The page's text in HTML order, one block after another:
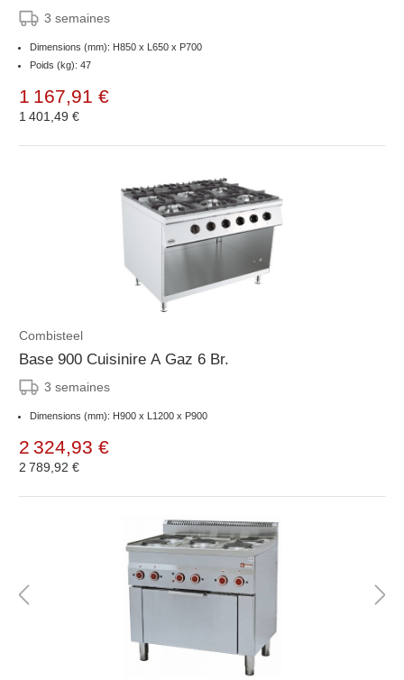
700x650x(H)850mm
3 semaines
Dimensions (mm): H850 x L650 x P700
Poids (kg): 47
1 167,91 €
1 401,49 €
Combisteel
Base 900 Cuisinire A Gaz 6 Br.
3 semaines
Dimensions (mm): H900 x L1200 x P900
2 324,93 €
2 789,92 €